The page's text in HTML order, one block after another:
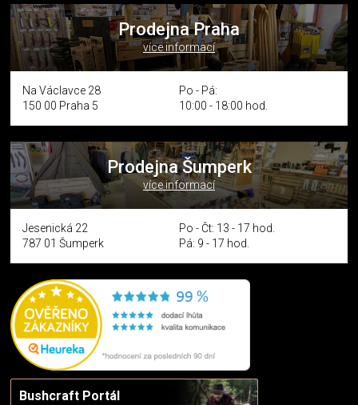
Prodejna Praha
více informací
Na Václavce 28
150 00 Praha 5
Po - Pá:
10:00 - 18:00 hod.
Prodejna Šumperk
více informací
Jesenická 22
787 01 Šumperk
Po - Čt: 13 - 17 hod.
Pá: 9 - 17 hod.
Bushcraft Portál